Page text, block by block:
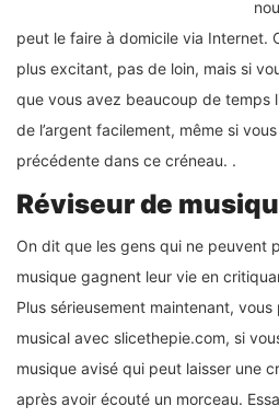
peut le faire à domicile via Internet.
plus excitant, pas de loin, mais si
que vous avez beaucoup de temps
de l’argent facilement, même si
précédente dans ce créneau. .
Réviseur de
On dit que les gens qui ne peuvent
musique gagnent leur vie en
Plus sérieusement maintenant,
musical avec slicethepie.com, si
musique avisé qui peut laisser une
après avoir écouté un morceau.